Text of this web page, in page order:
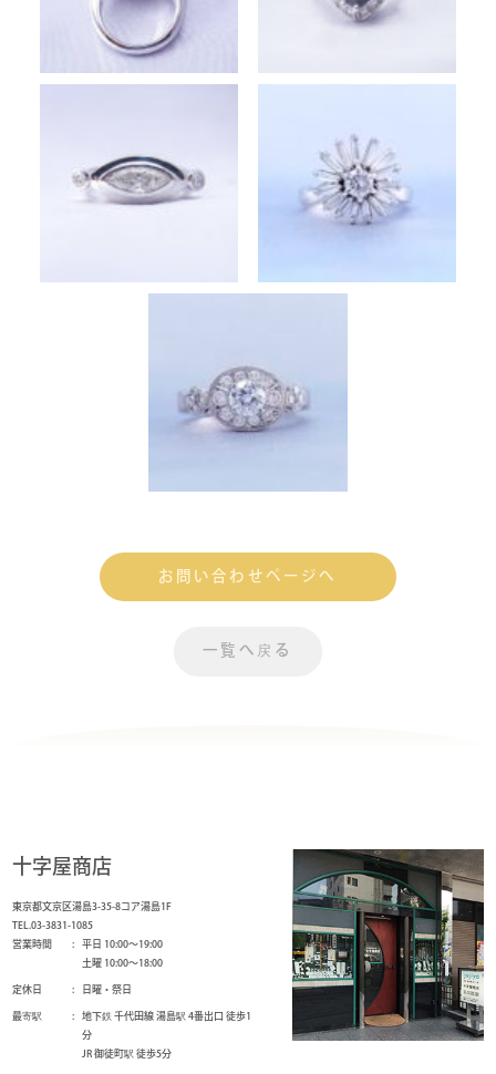
お問い合わせページへ
一覧へ戻る
十字屋商店
東京都文京区湯島3-35-8コア湯島1F
TEL.03-3831-1085
営業時間
平日 10:00～19:00
土曜 10:00～18:00
定休日
日曜・祭日
最寄駅
地下鉄 千代田線 湯島駅 4番出口 徒歩1
分
JR 御徒町駅 徒歩5分